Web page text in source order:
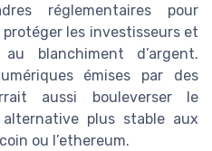
réglementaires pour
les investisseurs et
blanchiment d’argent.
émises par des
aussi bouleverser le
plus stable aux
ou l’ethereum.